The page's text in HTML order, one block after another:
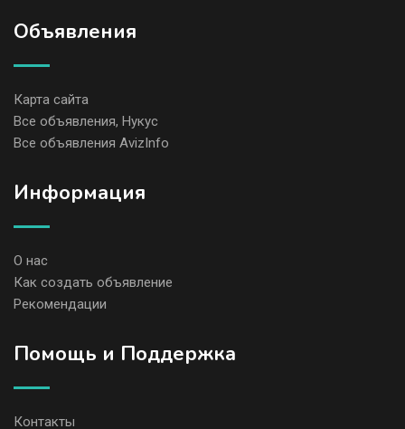
Объявления
Карта сайта
Все объявления, Нукус
Все объявления AvizInfo
Информация
О нас
Как создать объявление
Рекомендации
Помощь и Поддержка
Контакты